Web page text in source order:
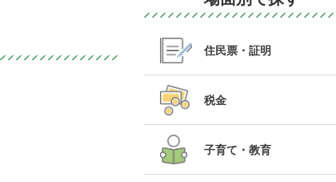
住民票・証明
税金
子育て・教育